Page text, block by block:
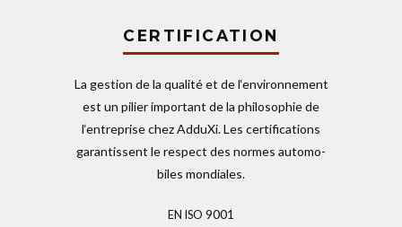
CERTIFICATION
La gestion de la qualité et de l‘environnement
est un pilier important de la phi­lo­sophie de
l‘entreprise chez AdduXi. Les cer­ti­fi­ca­tions
garan­tissent le respect des normes auto­mo­
biles mon­diales.
EN ISO 9001